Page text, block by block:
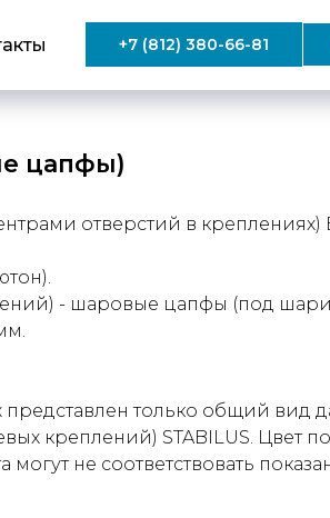
+7 (812) 380-66-81
цапфы)
отверстий в креплениях)
- шаровые цапфы (под
только общий вид
креплений) STABILUS. Цвет
не соответствовать